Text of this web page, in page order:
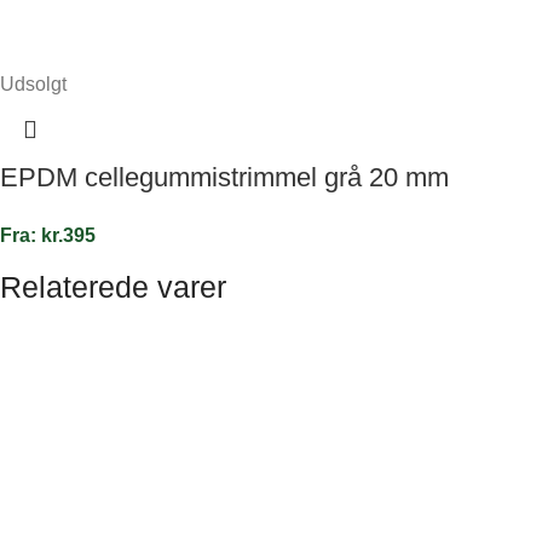
Udsolgt
EPDM cellegummistrimmel grå 20 mm
Fra: kr.395
Relaterede varer